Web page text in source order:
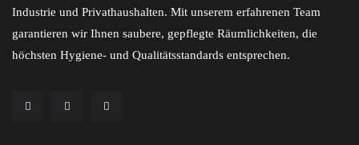
Industrie und Privathaushalten. Mit unserem erfahrenen Team
garantieren wir Ihnen saubere, gepflegte Räumlichkeiten, die
höchsten Hygiene- und Qualitätsstandards entsprechen.